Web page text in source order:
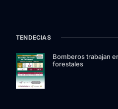
TENDECIAS
Bomberos trabajan
forestales